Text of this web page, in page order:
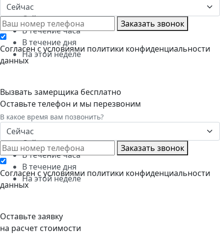
Сейчас
Сейчас
В течение часа
В течение дня
На этой неделе
Заказать звонок
Cогласен с условиями политики конфиденциальности
данных
Вызвать замерщика бесплатно
Оставьте телефон и мы перезвоним
В какое время вам позвонить?
Сейчас
Сейчас
В течение часа
В течение дня
На этой неделе
Заказать звонок
Cогласен с условиями политики конфиденциальности
данных
Оставьте заявку
на расчет стоимости